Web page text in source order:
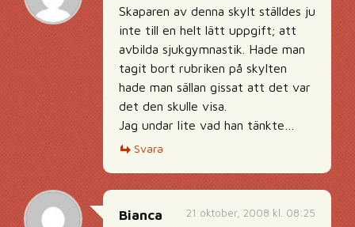
Skaparen av denna skylt ställdes ju
inte till en helt lätt uppgift; att
avbilda sjukgymnastik. Hade man
tagit bort rubriken på skylten
hade man sällan gissat att det var
det den skulle visa.
Jag undar lite vad han tänkte…
Svara
21 oktober, 2008 kl. 08:25
Bianca